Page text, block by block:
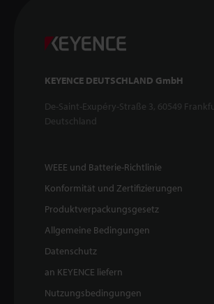
KEYENCE DEUTSCHLAND GmbH
De-Saint-Exupéry-Straße 3, 60549
Deutschland
WEEE und Batterie-Richtlinie
Konformität und Zertifizierungen
Produktverpackungsgesetz
Allgemeine Bedingungen
Datenschutz
an KEYENCE liefern
Nutzungsbedingungen